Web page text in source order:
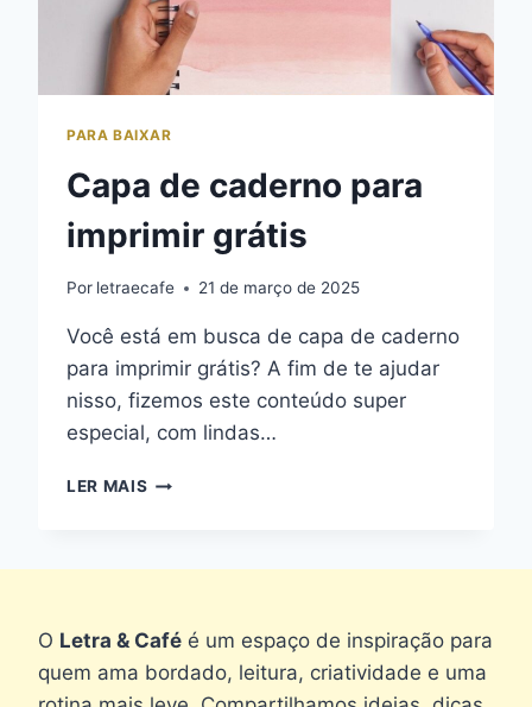
PARA BAIXAR
Capa de caderno para
imprimir grátis
Por letraecafe 21 de março de 2025
Você está em busca de capa de caderno
para imprimir grátis? A fim de te ajudar
nisso, fizemos este conteúdo super
especial, com lindas…
LER MAIS CAPA
O Letra & Café é um espaço de inspiração para
quem ama bordado, leitura, criatividade e uma